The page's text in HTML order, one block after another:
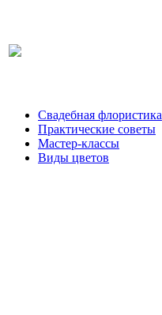
Свадебная флористика
Практические советы
Мастер-классы
Виды цветов